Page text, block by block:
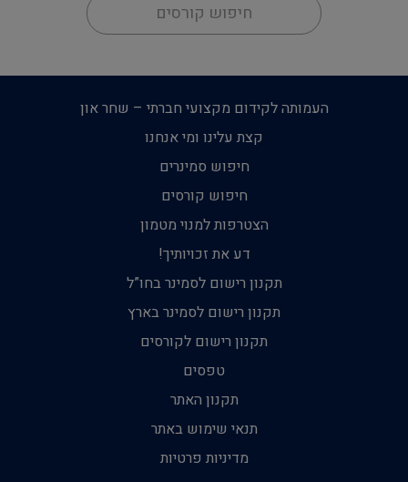
חיפוש קורסים
העמותה לקידום מקצועי חברתי – שחר און
קצת עלינו ומי אנחנו
חיפוש סמינרים
חיפוש קורסים
הצטרפות למנוי מטמון
דע את זכויותיך!
תקנון רישום לסמינר בחו”ל
תקנון רישום לסמינר בארץ
תקנון רישום לקורסים
טפסים
תקנון האתר
תנאי שימוש באתר
מדיניות פרטיות